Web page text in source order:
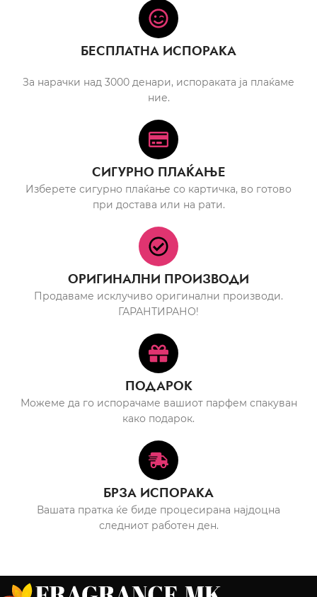
БЕСПЛАТНА ИСПОРАКА
За нарачки над 3000 денари, испораката ја плаќаме
ние.
СИГУРНО ПЛАЌАЊЕ
Изберете сигурно плаќање со картичка, во готово
при достава или на рати.
ОРИГИНАЛНИ ПРОИЗВОДИ
Продаваме исклучиво оригинални производи.
ГАРАНТИРАНО!
ПОДАРОК
Можеме да го испорачаме вашиот парфем спакуван
како подарок.
БРЗА ИСПОРАКА
Вашата пратка ќе биде процесирана најдоцна
следниот работен ден.